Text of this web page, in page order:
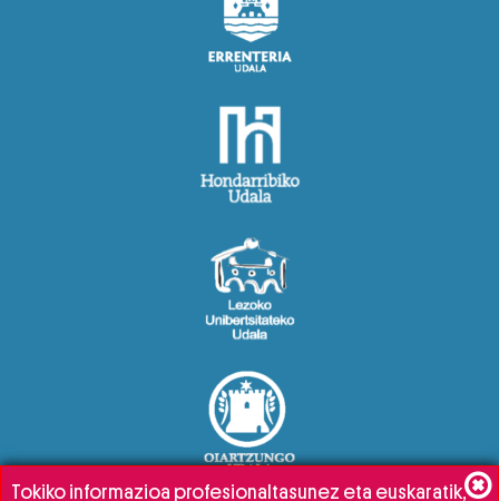
Tokiko informazioa profesionaltasunez eta euskaratik,